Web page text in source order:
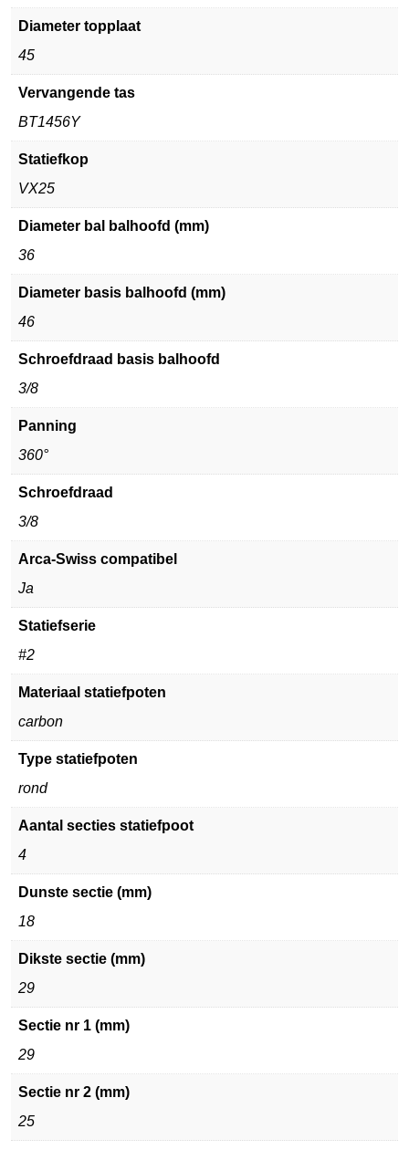
Diameter topplaat
45
Vervangende tas
BT1456Y
Statiefkop
VX25
Diameter bal balhoofd (mm)
36
Diameter basis balhoofd (mm)
46
Schroefdraad basis balhoofd
3/8
Panning
360°
Schroefdraad
3/8
Arca-Swiss compatibel
Ja
Statiefserie
#2
Materiaal statiefpoten
carbon
Type statiefpoten
rond
Aantal secties statiefpoot
4
Dunste sectie (mm)
18
Dikste sectie (mm)
29
Sectie nr 1 (mm)
29
Sectie nr 2 (mm)
25